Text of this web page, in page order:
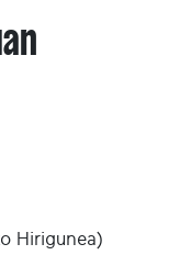
Hirigunea)